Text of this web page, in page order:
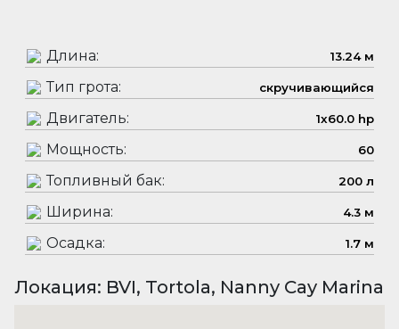
Длина: 13.24 м
Тип грота: скручивающийся
Двигатель: 1x60.0 hp
Мощность: 60
Топливный бак: 200 л
Ширина: 4.3 м
Осадка: 1.7 м
Локация: BVI, Tortola, Nanny Cay Marina